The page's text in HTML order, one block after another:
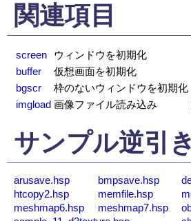
関連項目
screen
ウィンドウを初期化
buffer
仮想画面を初期化
bgscr
枠のないウィンドウを初期化
imgload 画像ファイル読み込み
サンプル逆引
arusave.hsp bmpsave.hsp
htcopy2.hsp
memfile.hsp
meshmap6.hsp
meshmap7.hsp